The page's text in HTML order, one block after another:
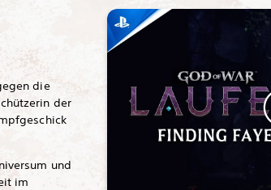
die
der
und
im